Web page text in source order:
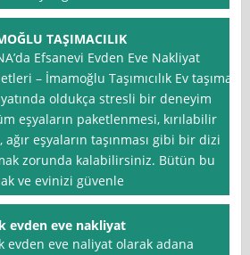
TAŞIMACILIK
Efsanevi Evden Eve Nakliyat
– İmamoğlu Taşımıcılık Ev taşıma
oldukça stresli bir deneyim
eşyaların paketlenmesi, kırılabilir
ağır eşyaların taşınması gibi bir dizi
zorunda kalabilirsiniz. Bütün bu
ve evinizi güvenle
evden eve nakliyat
evden eve naliyat olarak adana